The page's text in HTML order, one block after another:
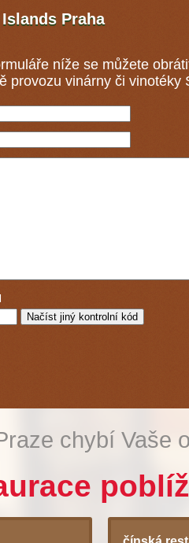
Praha
níže se můžete
provozu vinárny či vinotéky
chybí Vaše